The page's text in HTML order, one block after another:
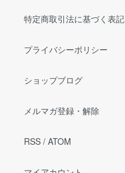
特定商取引法に基づく表記
プライバシーポリシー
ショップブログ
メルマガ登録・解除
RSS / ATOM